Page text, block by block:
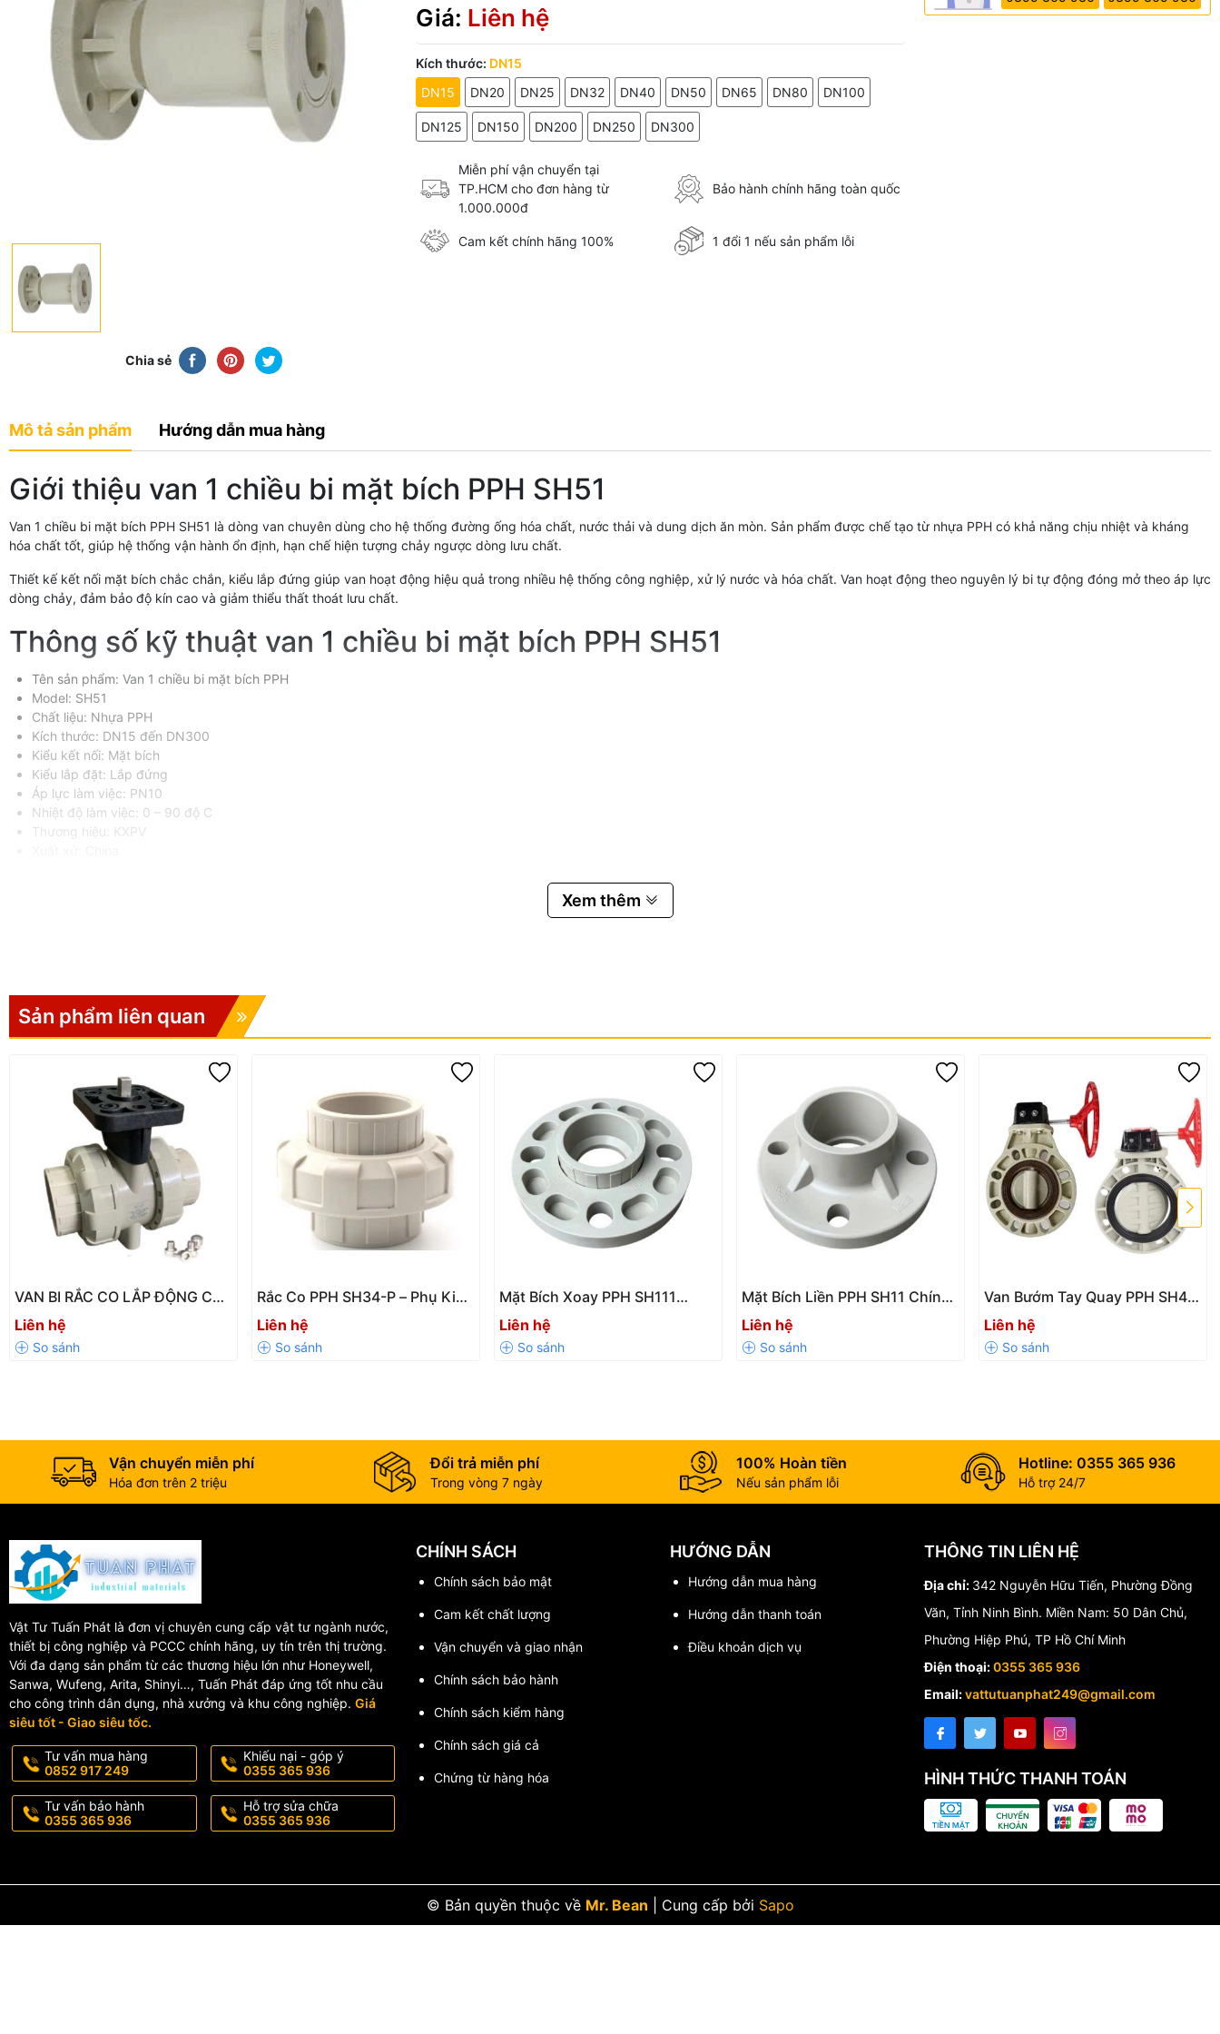
Chia sẻ
Giá: Liên hệ
Kích thước: DN15
DN15
DN20 DN25 DN32 DN40 DN50 DN65 DN80 DN100
DN125 DN150 DN200 DN250 DN300
Miễn phí vận chuyển tại
TP.HCM cho đơn hàng từ
1.000.000đ
Bảo hành chính hãng toàn quốc
Cam kết chính hãng 100% 1 đổi 1 nếu sản phẩm lỗi
Mô tả sản phẩm Hướng dẫn mua hàng
Giới thiệu van 1 chiều bi mặt bích PPH SH51
Van 1 chiều bi mặt bích PPH SH51 là dòng van chuyên dùng cho hệ thống đường ống hóa chất, nước thải và dung dịch ăn mòn. Sản phẩm được chế tạo từ nhựa PPH có khả năng chịu nhiệt và kháng
hóa chất tốt, giúp hệ thống vận hành ổn định, hạn chế hiện tượng chảy ngược dòng lưu chất.
Thiết kế kết nối mặt bích chắc chắn, kiểu lắp đứng giúp van hoạt động hiệu quả trong nhiều hệ thống công nghiệp, xử lý nước và hóa chất. Van hoạt động theo nguyên lý bi tự động đóng mở theo áp lực
dòng chảy, đảm bảo độ kín cao và giảm thiểu thất thoát lưu chất.
Thông số kỹ thuật van 1 chiều bi mặt bích PPH SH51
Tên sản phẩm: Van 1 chiều bi mặt bích PPH
Model: SH51
Chất liệu: Nhựa PPH
Kích thước: DN15 đến DN300
Kiểu kết nối: Mặt bích
Kiểu lắp đặt: Lắp đứng
Áp lực làm việc: PN10
Nhiệt độ làm việc: 0 – 90 độ C
Thương hiệu: KXPV
Phù hợp nhiều hệ thống công nghiệp và xử lý nước
Ứng dụng van 1 chiều bi mặt bích PPH
Van 1 chiều bi mặt bích PPH SH51 được sử dụng rộng rãi trong:
Hệ thống xử lý nước thải
Nhà máy hóa chất
Hệ thống dẫn dung dịch ăn mòn
Ngành xi mạ
Hệ thống cấp thoát nước công nghiệp
Nhà máy sản xuất thực phẩm và dược phẩm
Xem thêm
Sản phẩm liên quan
VAN BI RẮC CO LẮP ĐỘNG CƠ
PPH SH12-P – Giải Pháp Điều
Khiển Tự Động Hiệu Quả Cho
Hệ Thống Đường Ống
Liên hệ
Rắc Co PPH SH34-P – Phụ Kiện
Ống Nhựa PPH Chịu Nhiệt,
Chống Ăn Mòn Hiệu Quả
Liên hệ
Mặt Bích Xoay PPH SH111
Chính Hãng – Kết Nối Hàn
Nhiệt, Chịu Nhiệt Tốt
Liên hệ
Mặt Bích Liền PPH SH11 Chính
Hãng – Kết Nối Hàn Nhiệt, Chịu
Nhiệt Tốt
Liên hệ
Van Bướm Tay Quay PPH SH47
/ SH47-V Chính Hãng Giá Tốt
Liên hệ
Vận chuyển miễn phí
Hóa đơn trên 2 triệu
Đổi trả miễn phí
Trong vòng 7 ngày
100% Hoàn tiền
Nếu sản phẩm lỗi
Hotline: 0355 365 936
Hỗ trợ 24/7
Vật Tư Tuấn Phát là đơn vị chuyên cung cấp vật tư ngành nước,
thiết bị công nghiệp và PCCC chính hãng, uy tín trên thị trường.
Với đa dạng sản phẩm từ các thương hiệu lớn như Honeywell,
Sanwa, Wufeng, Arita, Shinyi…, Tuấn Phát đáp ứng tốt nhu cầu
cho công trình dân dụng, nhà xưởng và khu công nghiệp. Giá
siêu tốt - Giao siêu tốc.
Tư vấn mua hàng
0852 917 249
Khiếu nại - góp ý
0355 365 936
Tư vấn bảo hành
0355 365 936
Hỗ trợ sửa chữa
0355 365 936
CHÍNH SÁCH
Chính sách bảo mật
Cam kết chất lượng
Vận chuyển và giao nhận
Chính sách bảo hành
Chính sách kiểm hàng
Chính sách giá cả
Chứng từ hàng hóa
HƯỚNG DẪN
Hướng dẫn mua hàng
Hướng dẫn thanh toán
Điều khoản dịch vụ
THÔNG TIN LIÊN HỆ
Địa chỉ: 342 Nguyễn Hữu Tiến, Phường Đồng
Văn, Tỉnh Ninh Bình. Miền Nam: 50 Dân Chủ,
Phường Hiệp Phú, TP Hồ Chí Minh
Điện thoại:0355 365 936
Email:vattutuanphat249@gmail.com
HÌNH THỨC THANH TOÁN
© Bản quyền thuộc về Mr. Bean Cung cấp bởi Sapo